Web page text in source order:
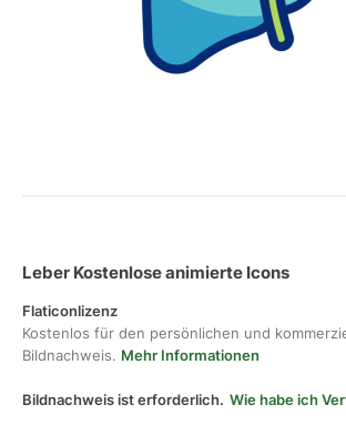
Leber Kostenlose animierte Icons
Flaticonlizenz
Kostenlos für den persönlichen und
Bildnachweis. Mehr Informationen
Bildnachweis ist erforderlich. Wie habe ich